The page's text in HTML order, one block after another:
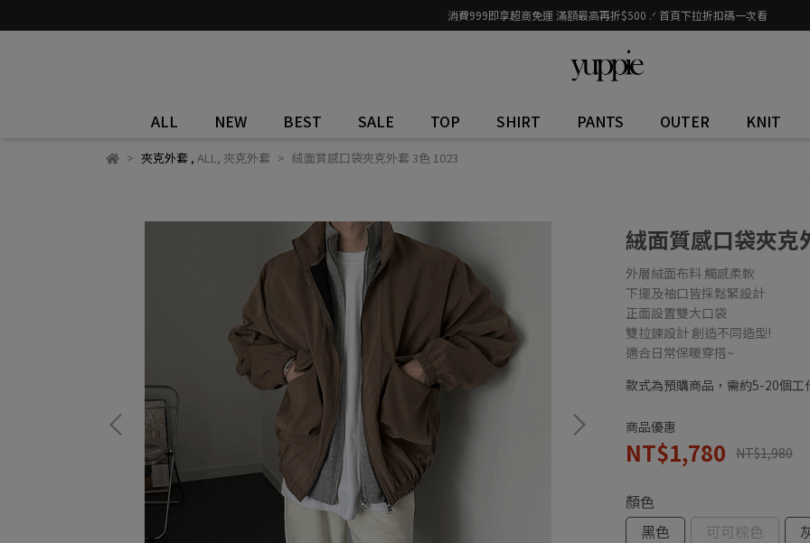
消費999即享超商免運 滿額最高再折$500 .ᐟ 首頁下拉折扣碼一次看
ALL NEW BEST SALE TOP SHIRT PANTS OUTER KNIT
夾克外套, ALL, 夾克外套 絨面質感口袋夾克外套 3色 1023
絨面質感口袋夾克
外層絨面布料 觸感柔軟
下擺及袖口皆採鬆緊設計
正面設置雙大口袋
雙拉鍊設計 創造不同造型!
適合日常保暖穿搭~
款式為預購商品，需約5-20個
商品優惠
NT$1,780 NT$1,980
顏色
黑色
可可棕色